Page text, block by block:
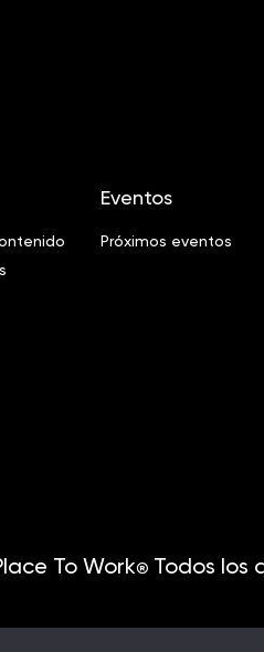
Eventos
Próximos eventos
To Work®Todos los